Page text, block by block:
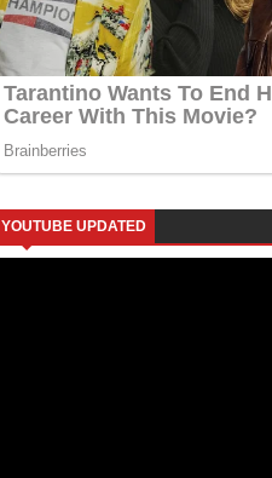
YOUTUBE UPDATED